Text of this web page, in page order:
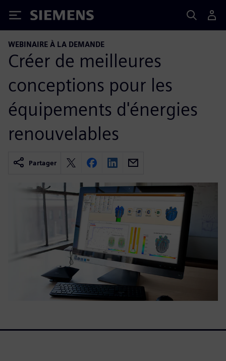
Siemens
WEBINAIRE À LA DEMANDE
Créer de meilleures
conceptions pour les
équipements d'énergies
renouvelables
Partager